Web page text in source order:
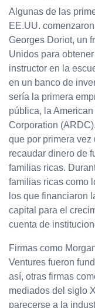
Algunas de las
EE.UU.
Georges Doriot, un
Unidos para
instructor en la
en un banco de
sería la primera
pública, la
Corporation
que por primera
recaudar dinero de
familias ricas.
familias ricas como
los que financiaron
capital para el
cuenta de
Firmas como
Ventures fueron
así, otras firmas
mediados del siglo
parecerse a la